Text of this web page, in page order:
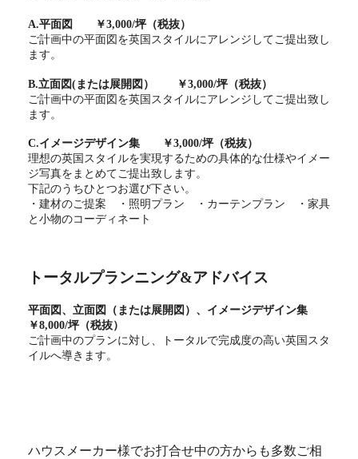
A.平面図 ￥3,000/坪（税抜）
ご計画中の平面図を英国スタイルにアレンジしてご提出致し
ます。
B.立面図(または展開図）
￥3,000/坪（税抜）
ご計画中の平面図を英国スタイルにアレンジしてご提出致し
ます。
C.イメージデザイン集
￥3,000/坪（税抜）
理想の英国スタイルを実現するための具体的な仕様やイメー
ジ写真をまとめてご提出致します。
下記のうちひとつお選び下さい。
・建材のご提案 ・照明プラン ・カーテンプラン ・家具
と小物のコーディネート
トータルプランニング&アドバイス
平面図、立面図（または展開図）、イメージデザイン集
￥8,000/坪（税抜）
ご計画中のプランに対し、トータルで完成度の高い英国スタ
イルへ導きます。
ハウスメーカー様でお打合せ中の方からも多数ご相